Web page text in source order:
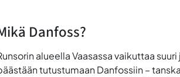
Danfoss?
alueella Vaasassa vaikuttaa
tutustumaan Danfossiin –